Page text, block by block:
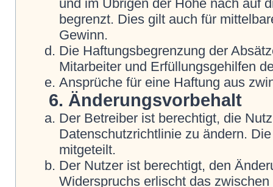
und im Übrigen der Höhe nach auf
begrenzt. Dies gilt auch für
Gewinn.
Die Haftungsbegrenzung der
Mitarbeiter und Erfüllungsgehilfen
Ansprüche für eine Haftung aus
6. Änderungsvorbehalt
Der Betreiber ist berechtigt, die
Datenschutzrichtlinie zu ändern.
mitgeteilt.
Der Nutzer ist berechtigt, den
Widerspruchs erlischt das